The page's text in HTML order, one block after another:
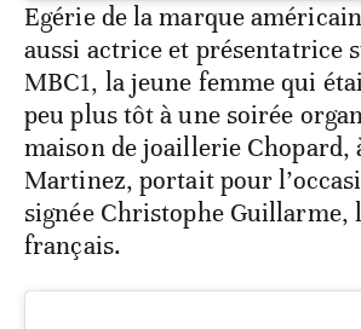
Egérie de la marque
aussi actrice et présentatrice
MBC1, la jeune femme qui
peu plus tôt à une soirée
maison de joaillerie Chopard,
Martinez, portait pour
signée Christophe Guillarme,
français.